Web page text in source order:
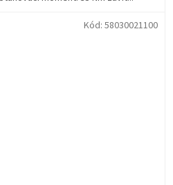
Kód: 58030021100